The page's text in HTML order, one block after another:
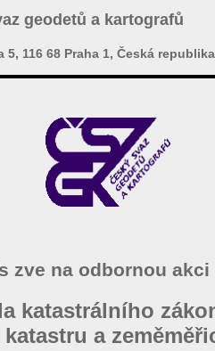
geodetů a kartografů
5, 116 68 Praha 1, Česká republika
zve na odbornou akci
katastrálního
a